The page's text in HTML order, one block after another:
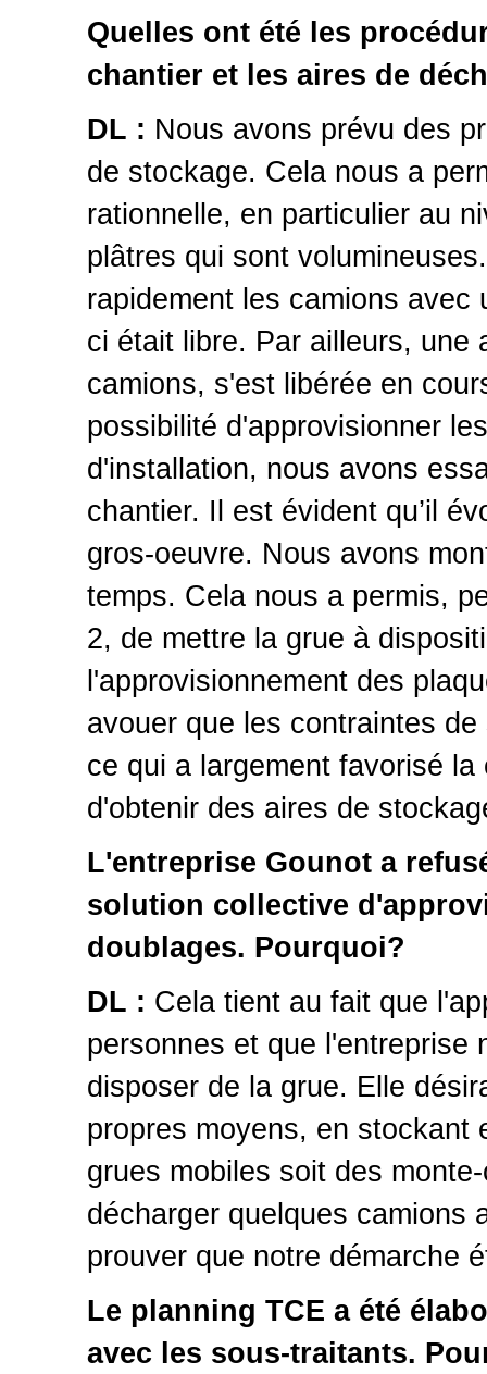
Quelles ont été les
chantier et les aires de
DL : Nous avons prévu des
de stockage. Cela nous a
rationnelle, en particulier au
plâtres qui sont
rapidement les camions avec
ci était libre. Par ailleurs, une
camions, s'est libérée en
possibilité d'approvisionner
d'installation, nous avons
chantier. Il est évident qu’il
gros-oeuvre. Nous avons
temps. Cela nous a permis,
2, de mettre la grue à
l'approvisionnement des
avouer que les contraintes
ce qui a largement favorisé
d'obtenir des aires de
L'entreprise Gounot a
solution collective
doublages. Pourquoi?
DL : Cela tient au fait que
personnes et que l'entreprise
disposer de la grue. Elle
propres moyens, en stockant
grues mobiles soit des
décharger quelques camions
prouver que notre démarche
Le planning TCE a été
avec les sous-traitants.